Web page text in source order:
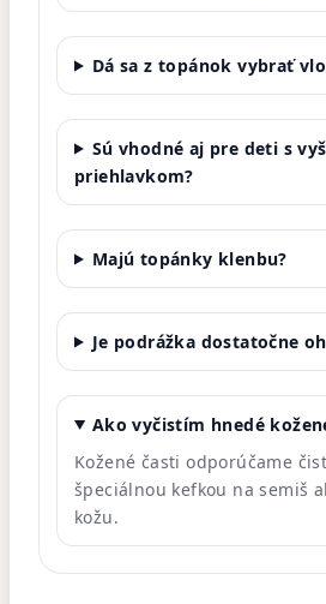
Dá sa z topánok vybrať
Sú vhodné aj pre deti s
priehlavkom?
Majú topánky klenbu?
Je podrážka dostatočne
Ako vyčistím hnedé
Kožené časti odporúčame
špeciálnou kefkou na semiš
kožu.